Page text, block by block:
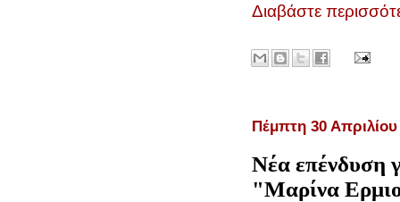
Διαβάστε
Πέμπτη 30 Απριλίου
Νέα επένδυση
"Μαρίνα